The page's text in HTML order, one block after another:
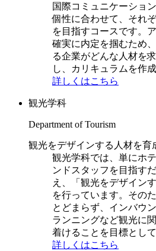
国際コミュニケーショ
個性に合わせて、それ
を目指すコースです。
確実に内定を掴むため
る企業がどんな人材を
し、カリキュラムを作
詳しくはこちら
観光学科
Department of Tourism
観光をデザインする人材を育
観光学科では、単にホ
ンドスタッフを目指す
え、「観光をデザイン
を行っています。その
とどまらず、インバウ
ランニングなど観光に
着けることを目標として
詳しくはこちら